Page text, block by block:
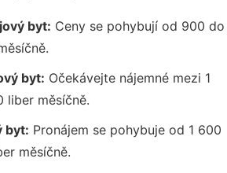
byt: Ceny se pohybují od 900 do
byt: Očekávejte nájemné mezi 1
liber měsíčně.
byt: Pronájem se pohybuje od 1 600
měsíčně.